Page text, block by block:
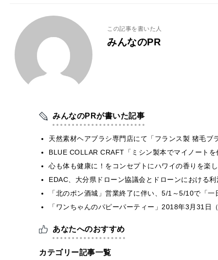
この記事を書いた人
みんなのPR
みんなのPRが書いた記事
天然素材ヘアブラシ専門店にて「フランス製 猪毛ブ
BLUE COLLAR CRAFT「ミシン製本でマイノート
心も体も健康に！をコンセプトにハワイの香りを楽
EDAC、大分県ドローン協議会とドローンにおける
「北のポン酒城」営業終了に伴い、5/1～5/10で「
「ワンちゃんのパピーパーティー」2018年3月31日
あなたへのおすすめ
カテゴリー記事一覧